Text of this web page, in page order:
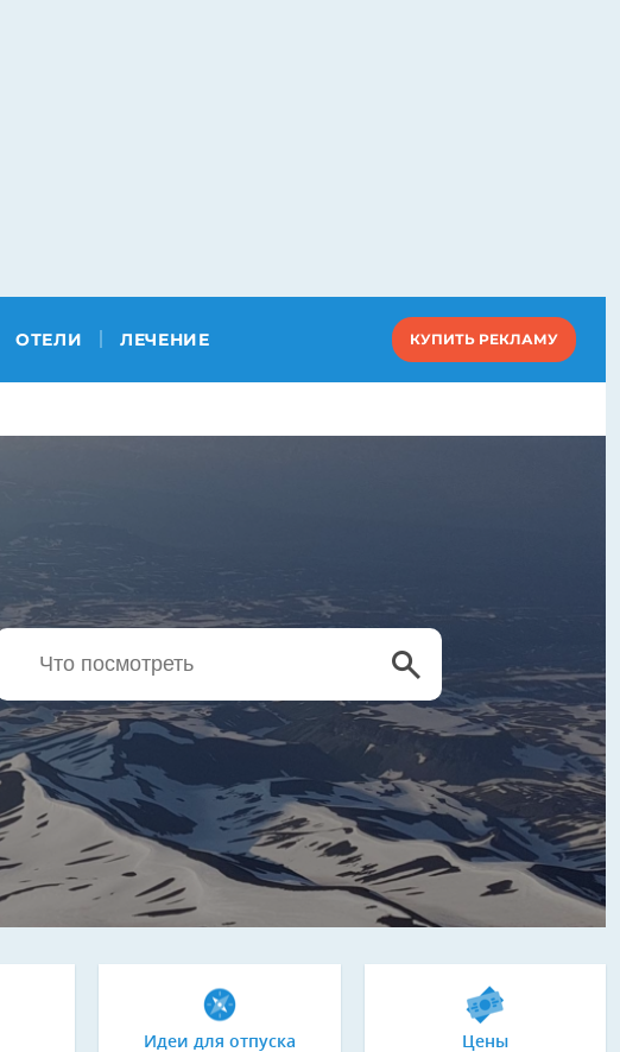
ОТЕЛИ ЛЕЧЕНИЕ КУПИТЬ РЕКЛАМУ
Идеи для отпуска Цены